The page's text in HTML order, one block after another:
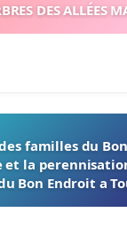
DES ALLÉES
familles du
la perennisation
Bon Endroit a